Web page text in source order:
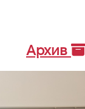
Архив